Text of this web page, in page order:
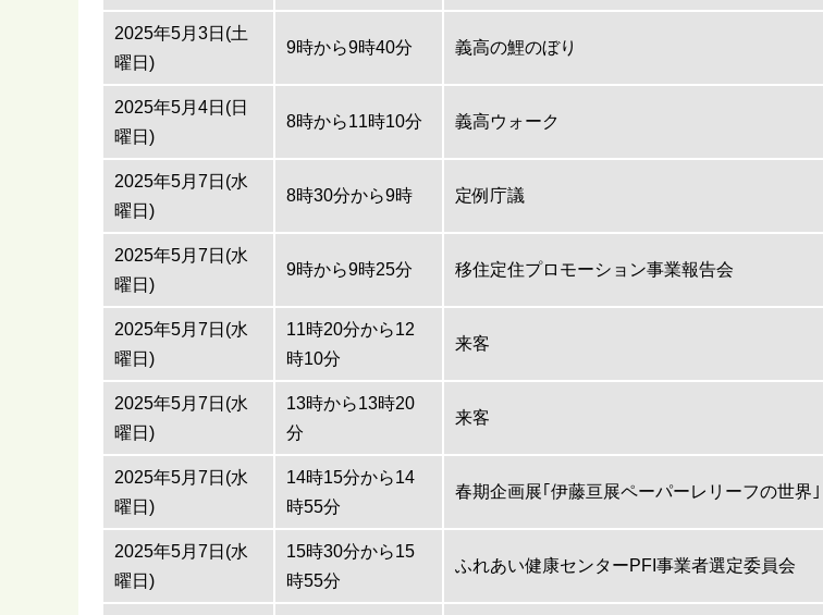
2025年5月3日(土
曜日)
9時から9時40分 義高の鯉のぼり
2025年5月4日(日
曜日)
8時から11時10分 義高ウォーク
2025年5月7日(水
曜日)
8時30分から9時 定例庁議
2025年5月7日(水
曜日)
9時から9時25分 移住定住プロモーション事業報告会
2025年5月7日(水
曜日)
11時20分から12
時10分
来客
2025年5月7日(水
曜日)
13時から13時20
分
来客
2025年5月7日(水
曜日)
14時15分から14
時55分
春期企画展｢伊藤亘展ペーパーレリーフの世界｣
2025年5月7日(水
曜日)
15時30分から15
時55分
ふれあい健康センターPFI事業者選定委員会